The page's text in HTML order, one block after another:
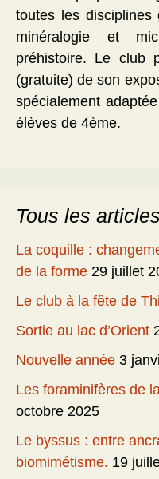
toutes les disciplines
minéralogie et
préhistoire. Le club
(gratuite) de son
spécialement
élèves de 4ème.
Tous les articles
La coquille :
de la forme 29 juillet
Le club à la fête de
Sortie au lac d’Orient
Nouvelle année 3
Les foraminifères de
octobre 2025
Le byssus : entre
biomimétisme. 19